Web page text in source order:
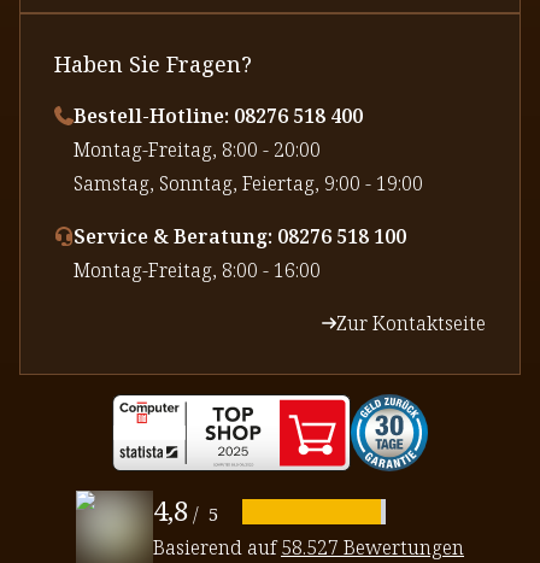
Haben Sie Fragen?
Bestell-Hotline: 08276 518 400
⁠Montag-Freitag, 8:00 - 20:00
⁠Samstag, Sonntag, Feiertag, 9:00 - 19:00
Service & Beratung: 08276 518 100
⁠Montag-Freitag, 8:00 - 16:00
Zur Kontaktseite
4,8/ 5
Basierend auf58.527 Bewertungen